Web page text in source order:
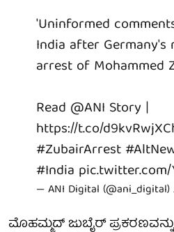
'Uninformed
India after Germany's
arrest of Mohammed
Read @ANI Story |
https://t.co/
#ZubairArrest
#India pic.twitter.com/
— ANI Digital (@ani_digital)
ಮೊಹಮ್ಮದ್ ಜುಬೈರ್ ಪ್ರಕರಣವನ್ನು